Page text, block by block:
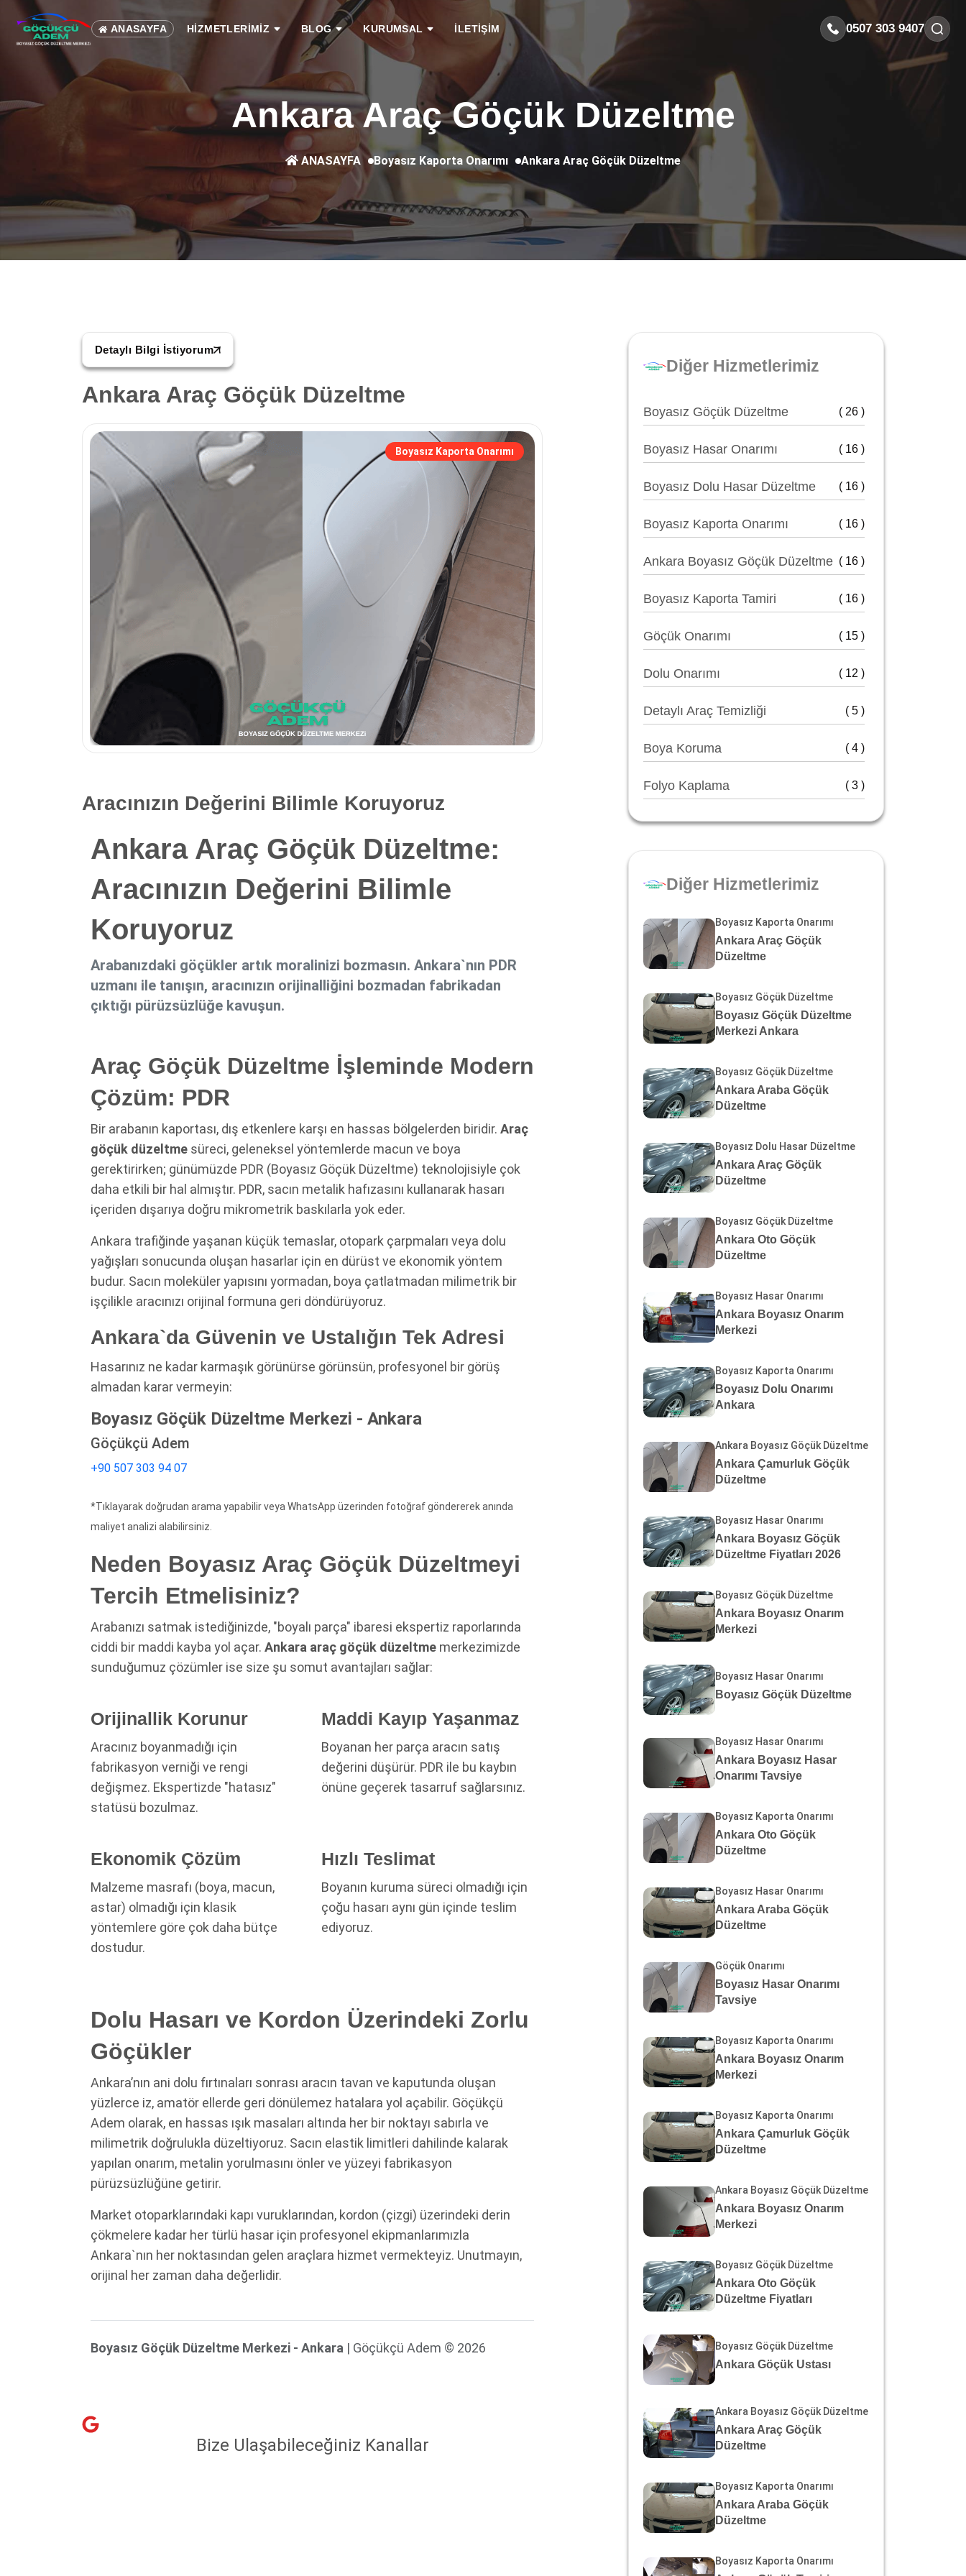
ANASAYFA HİZMETLERİMİZ BLOG KURUMSAL İLETİŞİM 0507 303 9407
Ankara Araç Göçük Düzeltme
ANASAYFA Boyasız Kaporta Onarımı Ankara Araç Göçük Düzeltme
Detaylı Bilgi İstiyorum
Ankara Araç Göçük Düzeltme
Boyasız Kaporta Onarımı
Aracınızın Değerini Bilimle Koruyoruz
Ankara Araç Göçük Düzeltme:
Aracınızın Değerini Bilimle
Koruyoruz
Arabanızdaki göçükler artık moralinizi bozmasın. Ankara`nın PDR
uzmanı ile tanışın, aracınızın orijinalliğini bozmadan fabrikadan
çıktığı pürüzsüzlüğe kavuşun.
Araç Göçük Düzeltme İşleminde Modern
Çözüm: PDR
Bir arabanın kaportası, dış etkenlere karşı en hassas bölgelerden biridir. Araç
göçük düzeltme süreci, geleneksel yöntemlerde macun ve boya
gerektirirken; günümüzde PDR (Boyasız Göçük Düzeltme) teknolojisiyle çok
daha etkili bir hal almıştır. PDR, sacın metalik hafızasını kullanarak hasarı
içeriden dışarıya doğru mikrometrik baskılarla yok eder.
Ankara trafiğinde yaşanan küçük temaslar, otopark çarpmaları veya dolu
yağışları sonucunda oluşan hasarlar için en dürüst ve ekonomik yöntem
budur. Sacın moleküler yapısını yormadan, boya çatlatmadan milimetrik bir
işçilikle aracınızı orijinal formuna geri döndürüyoruz.
Ankara`da Güvenin ve Ustalığın Tek Adresi
Hasarınız ne kadar karmaşık görünürse görünsün, profesyonel bir görüş
almadan karar vermeyin:
Boyasız Göçük Düzeltme Merkezi - Ankara
Göçükçü Adem
+90 507 303 94 07
*Tıklayarak doğrudan arama yapabilir veya WhatsApp üzerinden fotoğraf göndererek anında
maliyet analizi alabilirsiniz.
Neden Boyasız Araç Göçük Düzeltmeyi
Tercih Etmelisiniz?
Arabanızı satmak istediğinizde, "boyalı parça" ibaresi ekspertiz raporlarında
ciddi bir maddi kayba yol açar. Ankara araç göçük düzeltme merkezimizde
sunduğumuz çözümler ise size şu somut avantajları sağlar:
Orijinallik Korunur
Aracınız boyanmadığı için
fabrikasyon verniği ve rengi
değişmez. Ekspertizde "hatasız"
statüsü bozulmaz.
Maddi Kayıp Yaşanmaz
Boyanan her parça aracın satış
değerini düşürür. PDR ile bu kaybın
önüne geçerek tasarruf sağlarsınız.
Ekonomik Çözüm
Malzeme masrafı (boya, macun,
astar) olmadığı için klasik
yöntemlere göre çok daha bütçe
dostudur.
Hızlı Teslimat
Boyanın kuruma süreci olmadığı için
çoğu hasarı aynı gün içinde teslim
ediyoruz.
Dolu Hasarı ve Kordon Üzerindeki Zorlu
Göçükler
Ankara’nın ani dolu fırtınaları sonrası aracın tavan ve kaputunda oluşan
yüzlerce iz, amatör ellerde geri dönülemez hatalara yol açabilir. Göçükçü
Adem olarak, en hassas ışık masaları altında her bir noktayı sabırla ve
milimetrik doğrulukla düzeltiyoruz. Sacın elastik limitleri dahilinde kalarak
yapılan onarım, metalin yorulmasını önler ve yüzeyi fabrikasyon
pürüzsüzlüğüne getirir.
Market otoparklarındaki kapı vuruklarından, kordon (çizgi) üzerindeki derin
çökmelere kadar her türlü hasar için profesyonel ekipmanlarımızla
Ankara`nın her noktasından gelen araçlara hizmet vermekteyiz. Unutmayın,
orijinal her zaman daha değerlidir.
Boyasız Göçük Düzeltme Merkezi - Ankara | Göçükçü Adem © 2026
Bize Ulaşabileceğiniz Kanallar
Diğer Hizmetlerimiz
Boyasız Göçük Düzeltme ( 26 )
Boyasız Hasar Onarımı ( 16 )
Boyasız Dolu Hasar Düzeltme ( 16 )
Boyasız Kaporta Onarımı ( 16 )
Ankara Boyasız Göçük Düzeltme ( 16 )
Boyasız Kaporta Tamiri ( 16 )
Göçük Onarımı ( 15 )
Dolu Onarımı ( 12 )
Detaylı Araç Temizliği ( 5 )
Boya Koruma ( 4 )
Folyo Kaplama ( 3 )
Diğer Hizmetlerimiz
Boyasız Kaporta Onarımı
Ankara Araç Göçük
Düzeltme
Boyasız Göçük Düzeltme
Boyasız Göçük Düzeltme
Merkezi Ankara
Boyasız Göçük Düzeltme
Ankara Araba Göçük
Düzeltme
Boyasız Dolu Hasar Düzeltme
Ankara Araç Göçük
Düzeltme
Boyasız Göçük Düzeltme
Ankara Oto Göçük
Düzeltme
Boyasız Hasar Onarımı
Ankara Boyasız Onarım
Merkezi
Boyasız Kaporta Onarımı
Boyasız Dolu Onarımı
Ankara
Ankara Boyasız Göçük Düzeltme
Ankara Çamurluk Göçük
Düzeltme
Boyasız Hasar Onarımı
Ankara Boyasız Göçük
Düzeltme Fiyatları 2026
Boyasız Göçük Düzeltme
Ankara Boyasız Onarım
Merkezi
Boyasız Hasar Onarımı
Boyasız Göçük Düzeltme
Boyasız Hasar Onarımı
Ankara Boyasız Hasar
Onarımı Tavsiye
Boyasız Kaporta Onarımı
Ankara Oto Göçük
Düzeltme
Boyasız Hasar Onarımı
Ankara Araba Göçük
Düzeltme
Göçük Onarımı
Boyasız Hasar Onarımı
Tavsiye
Boyasız Kaporta Onarımı
Ankara Boyasız Onarım
Merkezi
Boyasız Kaporta Onarımı
Ankara Çamurluk Göçük
Düzeltme
Ankara Boyasız Göçük Düzeltme
Ankara Boyasız Onarım
Merkezi
Boyasız Göçük Düzeltme
Ankara Oto Göçük
Düzeltme Fiyatları
Boyasız Göçük Düzeltme
Ankara Göçük Ustası
Ankara Boyasız Göçük Düzeltme
Ankara Araç Göçük
Düzeltme
Boyasız Kaporta Onarımı
Ankara Araba Göçük
Düzeltme
Boyasız Kaporta Onarımı